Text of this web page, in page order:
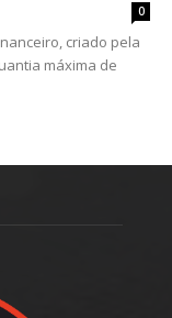
0
criado pela
máxima de